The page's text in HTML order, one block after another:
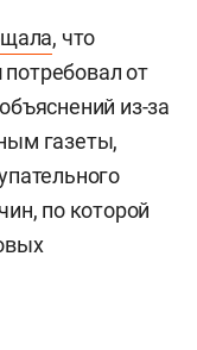
, что
потребовал от
объяснений из-за
газеты,
по которой